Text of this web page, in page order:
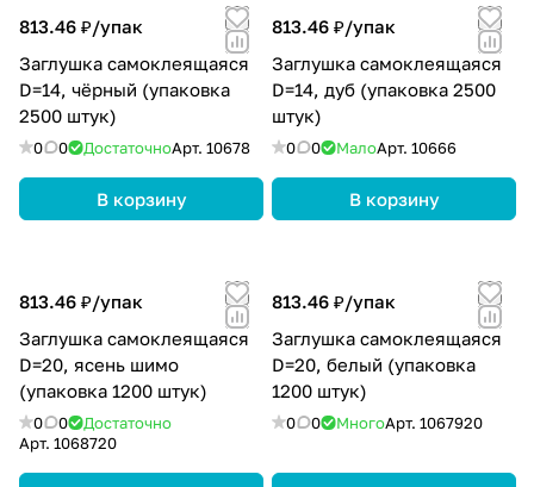
813.46 ₽/упак
Заглушка самоклеящаяся
D=14, чёрный (упаковка
2500 штук)
0 0 ДостаточноАрт. 10678
В корзину
813.46 ₽/упак
Заглушка самоклеящаяся
D=14, дуб (упаковка 2500
штук)
0 0 МалоАрт. 10666
В корзину
813.46 ₽/упак
Заглушка самоклеящаяся
D=20, ясень шимо
(упаковка 1200 штук)
0 0
Достаточно
Арт. 1068720
813.46 ₽/упак
Заглушка самоклеящаяся
D=20, белый (упаковка
1200 штук)
0 0 МногоАрт. 1067920